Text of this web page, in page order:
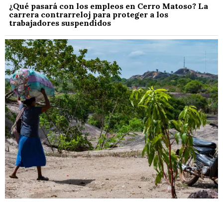
¿Qué pasará con los empleos en Cerro Matoso? La
carrera contrarreloj para proteger a los
trabajadores suspendidos